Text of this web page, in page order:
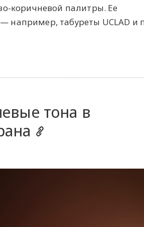
коричневой палитры. Ее
например, табуреты UCLAD и
тона в